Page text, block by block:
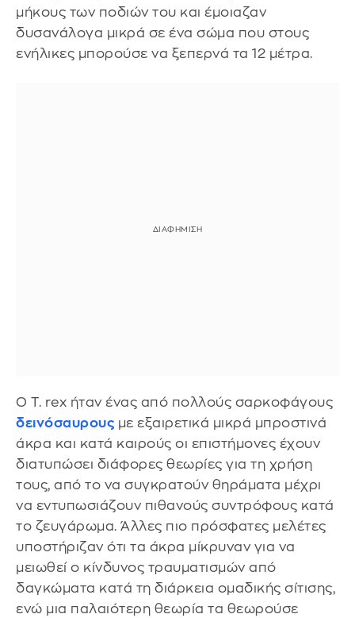
μήκους των ποδιών του και έμοιαζαν
δυσανάλογα μικρά σε ένα σώμα που στους
ενήλικες μπορούσε να ξεπερνά τα 12 μέτρα.
Ο T. rex ήταν ένας από πολλούς σαρκοφάγους
δεινόσαυρους με εξαιρετικά μικρά μπροστινά
άκρα και κατά καιρούς οι επιστήμονες έχουν
διατυπώσει διάφορες θεωρίες για τη χρήση
τους, από το να συγκρατούν θηράματα μέχρι
να εντυπωσιάζουν πιθανούς συντρόφους κατά
το ζευγάρωμα. Άλλες πιο πρόσφατες μελέτες
υποστήριζαν ότι τα άκρα μίκρυναν για να
μειωθεί ο κίνδυνος τραυματισμών από
δαγκώματα κατά τη διάρκεια ομαδικής σίτισης,
ενώ μια παλαιότερη θεωρία τα θεωρούσε